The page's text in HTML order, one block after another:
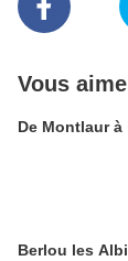
Vous
De Montlaur à
Berlou les